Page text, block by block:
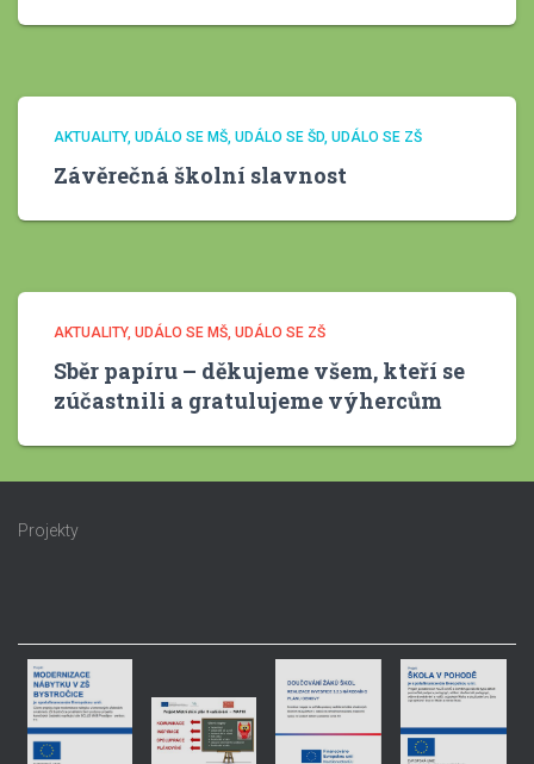
AKTUALITY UDÁLO SE MŠ UDÁLO SE ŠD UDÁLO SE ZŠ
Závěrečná školní slavnost
AKTUALITY UDÁLO SE MŠ UDÁLO SE ZŠ
Sběr papíru – děkujeme všem, kteří se
zúčastnili a gratulujeme výhercům
Projekty